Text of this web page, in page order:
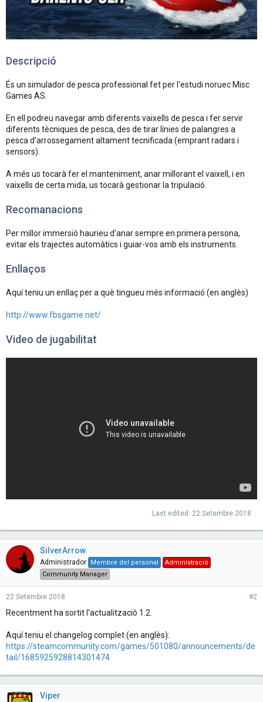
Descripció
És un simulador de pesca professional fet per l'estudi noruec Misc
Games AS.
En ell podreu navegar amb diferents vaixells de pesca i fer servir
diferents tècniques de pesca, des de tirar línies de palangres a
pesca d’arrossegament altament tecnificada (emprant radars i
sensors).
A més us tocarà fer el manteniment, anar millorant el vaixell, i en
vaixells de certa mida, us tocarà gestionar la tripulació.
Recomanacions
Per millor immersió haurieu d'anar sempre en primera persona,
evitar els trajectes automàtics i guiar-vos amb els instruments.
Enllaços
Aquí teniu un enllaç per a què tingueu més informació (en anglès)
http://www.fbsgame.net/
Video de jugabilitat
Last edited: 22 Setembre 2018
SilverArrow
Administrador Membre del personal
Administració
Community Manager
22 Setembre 2018 #2
Recentment ha sortit l'actualització 1.2.
Aquí teniu el changelog complet (en anglès):
https://steamcommunity.com/games/501080/announcements/de
tail/1685925928814301474
Viper